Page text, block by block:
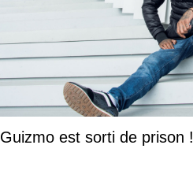
Guizmo est sorti de prison !